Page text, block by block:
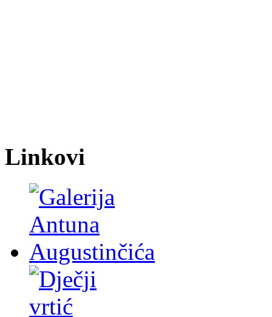
Linkovi